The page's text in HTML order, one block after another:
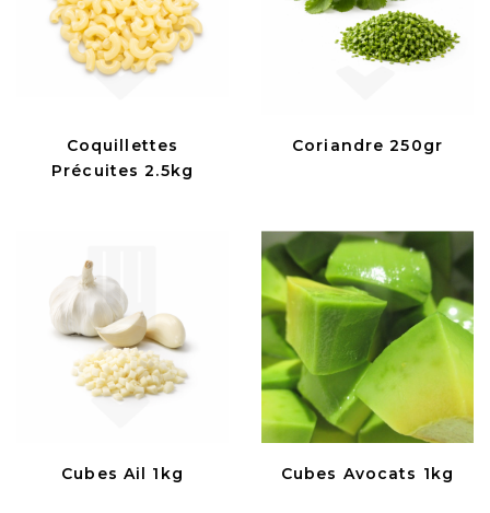
Coquillettes
Précuites 2.5kg
Coriandre 250gr
Cubes Ail 1kg Cubes Avocats 1kg